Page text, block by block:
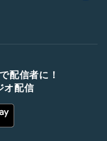
配信者に！
オ配信